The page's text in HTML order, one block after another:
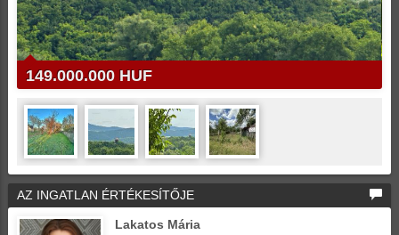
149.000.000 HUF
AZ INGATLAN ÉRTÉKESÍTŐJE
Lakatos Mária